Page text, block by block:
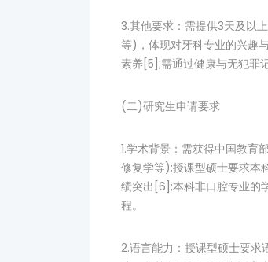
3.其他要求：需提供3天及以
等)，体现对牙科专业的兴趣
素养[5];需通过健康与无犯罪
(二)研究生申请要求
1.学术背景：需获得中国教育
修复学等);授课型硕士要求本
绩突出[6];本科非口腔专业的
程。
2.语言能力：授课型硕士要